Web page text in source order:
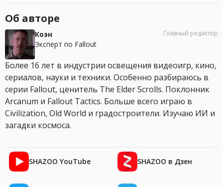
Об авторе
Коэн
Эксперт по Fallout
Главный редактор
Более 16 лет в индустрии освещения видеоигр, кино,
сериалов, науки и техники. Особенно разбираюсь в
серии Fallout, ценитель The Elder Scrolls. Поклонник
Arcanum и Fallout Tactics. Больше всего играю в
Civilization, Old World и градостроители. Изучаю ИИ и
загадки космоса.
SHAZOO YouTube SHAZOO в Дзен